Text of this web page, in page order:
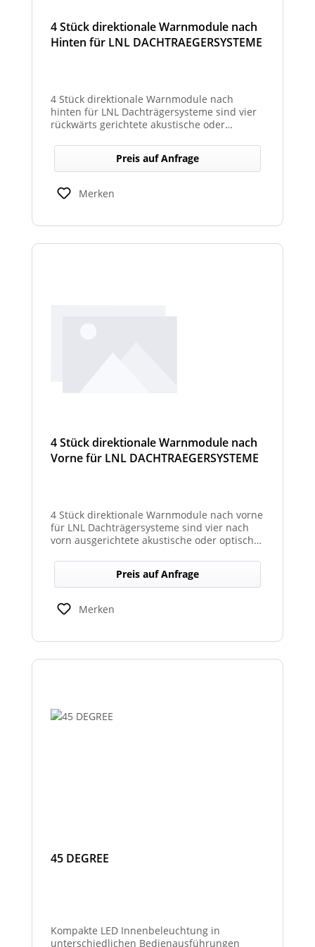
4 Stück direktionale Warnmodule nach
Hinten für LNL DACHTRAEGERSYSTEME
4 Stück direktionale Warnmodule nach
hinten für LNL Dachträgersysteme sind vier
rückwärts gerichtete akustische oder
montiert werden, um gezielte Warnsignale
nach hinten auszugeben. Sie verbessern die
Sicht‑ und Hörbarkeit von Warnhinweisen im
Heckbereich und erhöhen so die Sicherheit
bei Rückwärts‑ oder Einsatzfahrten.
Preis auf Anfrage
Merken
4 Stück direktionale Warnmodule nach
Vorne für LNL DACHTRAEGERSYSTEME
4 Stück direktionale Warnmodule nach vorne
für LNL Dachträgersysteme sind vier nach
vorn ausgerichtete akustische oder optische
befestigt werden, um in Fahrtrichtung
gezielte Warnsignale abzugeben. Sie
erhöhen die Sicht- und Hörbarkeit von
Warnhinweisen für Fahrer und Umfeld und
verbessern so die Sicherheit bei Einsatz-
Preis auf Anfrage
Merken
45 DEGREE
Kompakte LED Innenbeleuchtung in
unterschiedlichen Bedienausführungen